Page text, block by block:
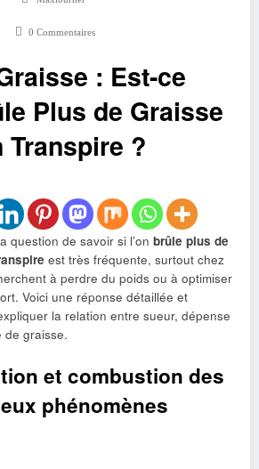
0 Commentaires
: Est-ce
Plus de Graisse
Transpire ?
question de savoir si l’on brûle plus de
est très fréquente, surtout chez
à perdre du poids ou à optimiser
Voici une réponse détaillée et
la relation entre sueur, dépense
de graisse.
et combustion des
phénomènes